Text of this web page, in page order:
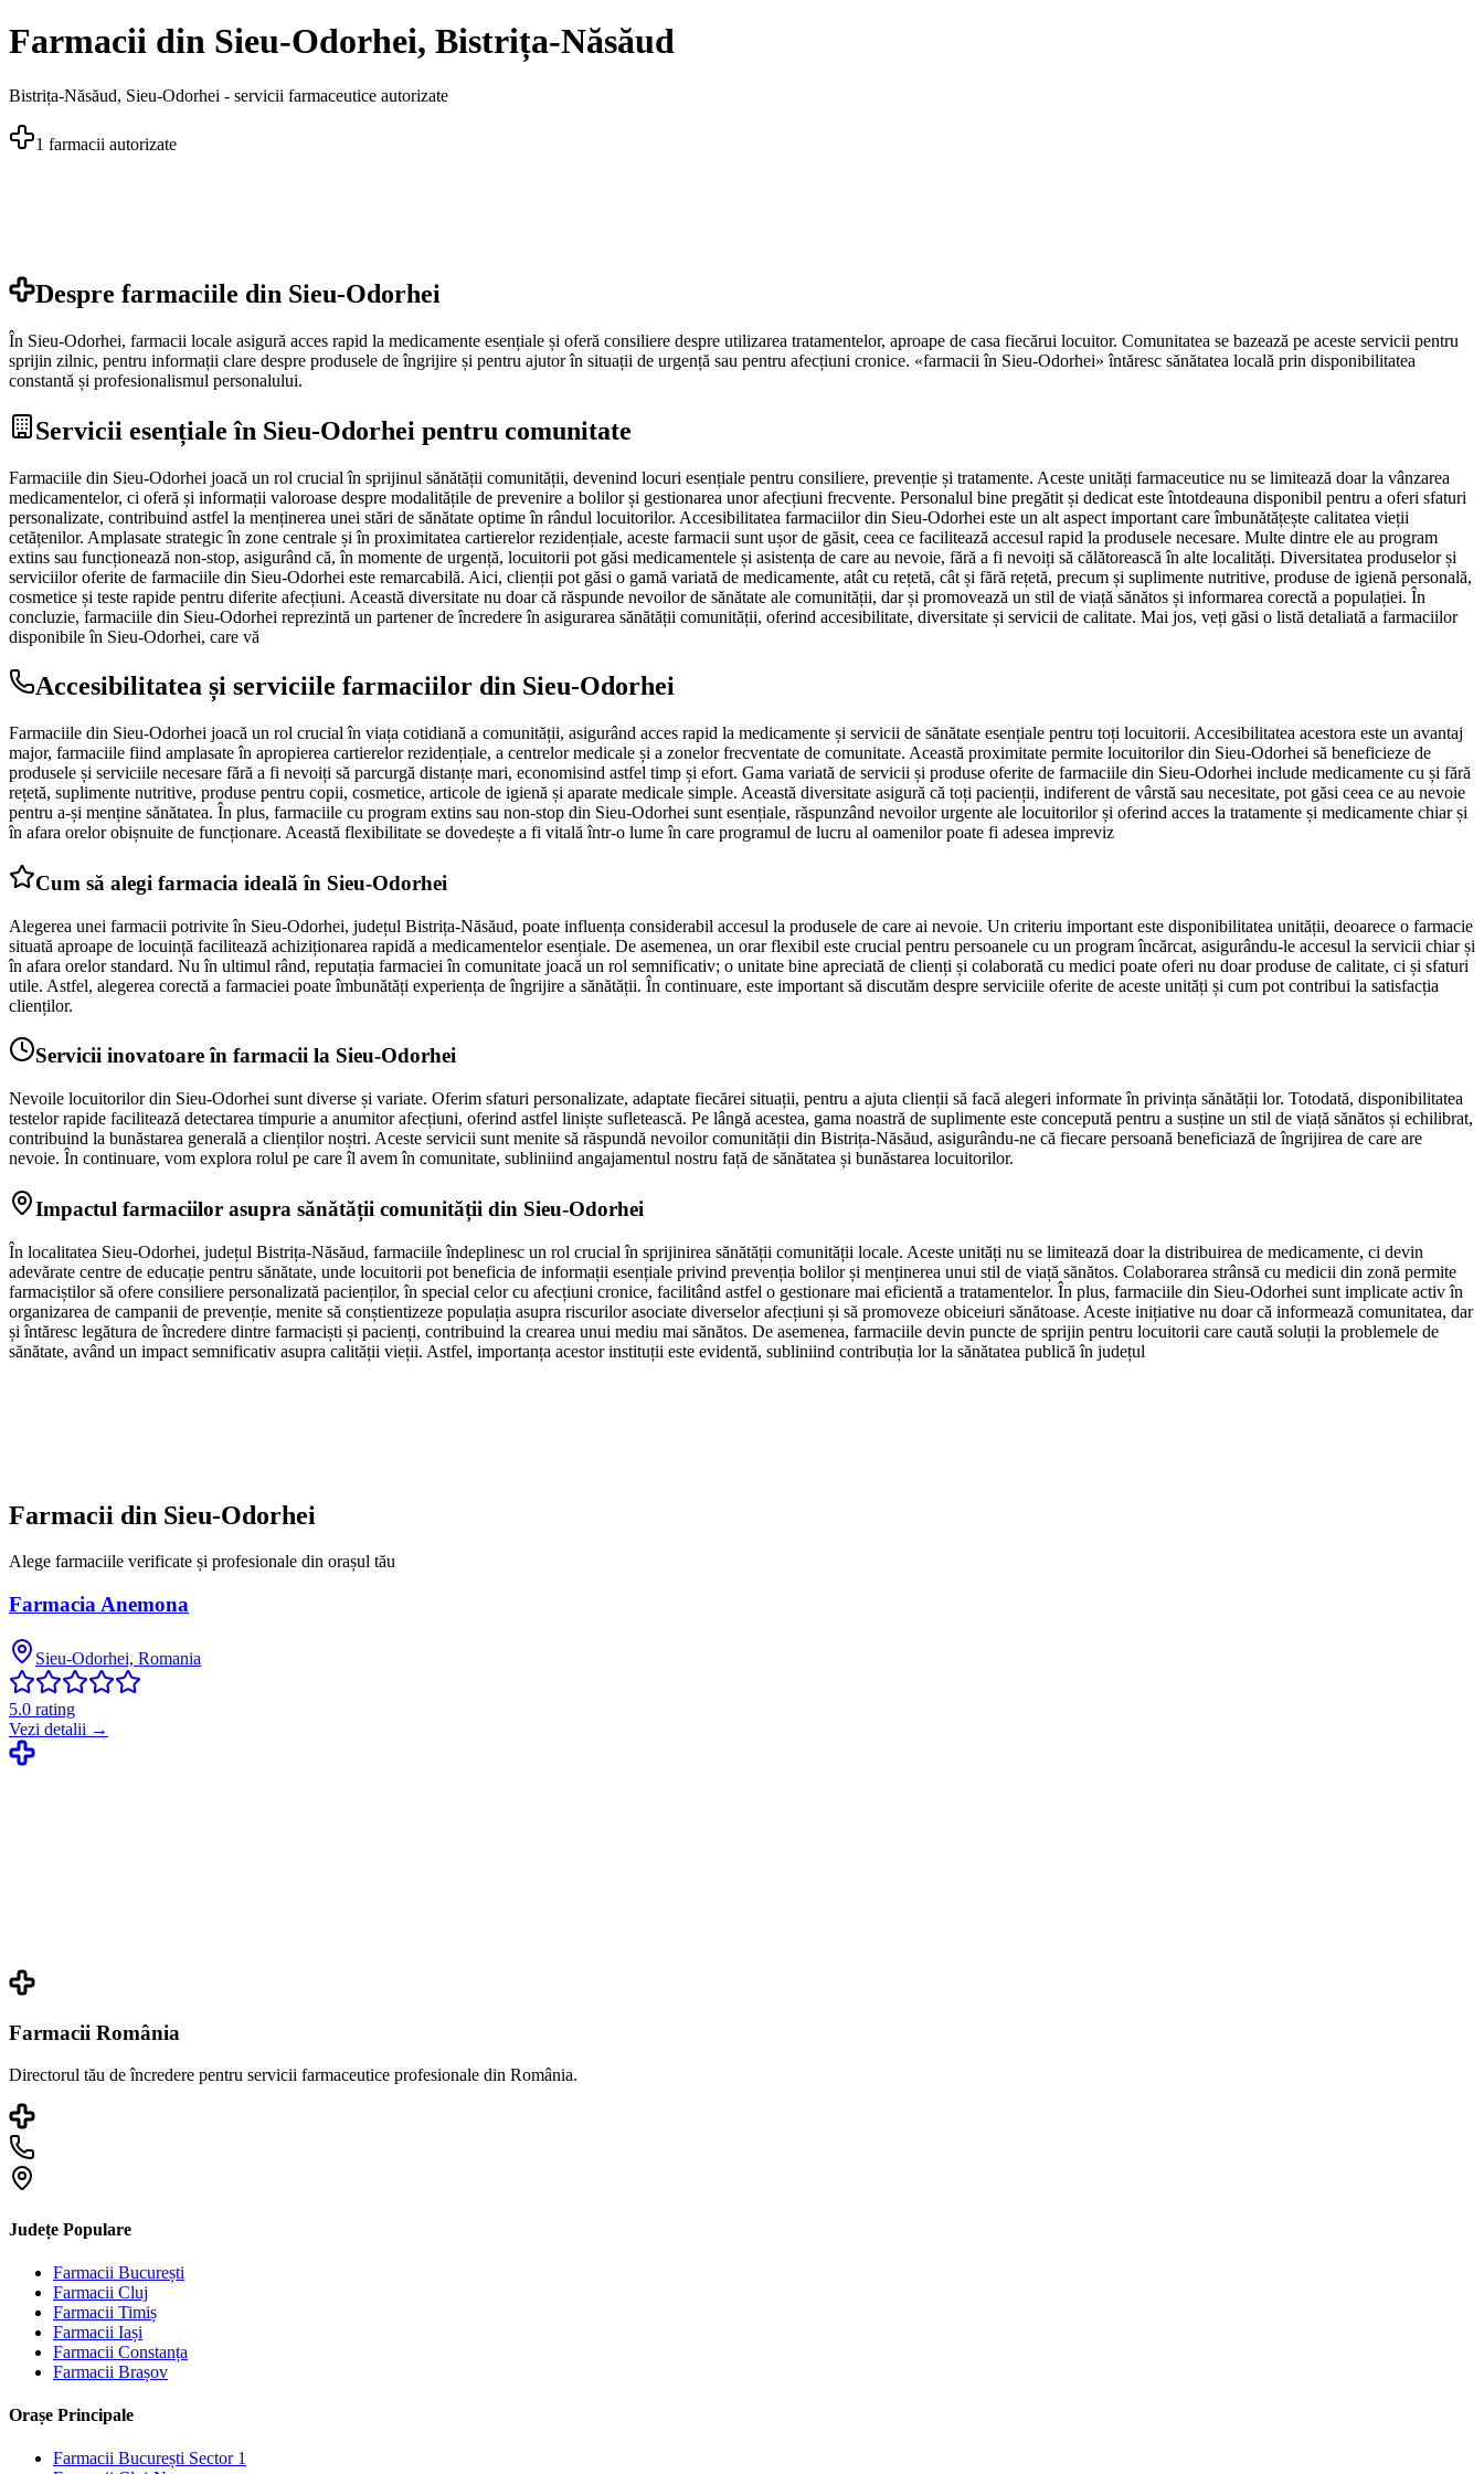
Farmacii din Sieu-Odorhei, Bistrița-Năsăud
Bistrița-Năsăud, Sieu-Odorhei - servicii farmaceutice autorizate
1 farmacii autorizate
Despre farmaciile din Sieu-Odorhei
În Sieu-Odorhei, farmacii locale asigură acces rapid la medicamente esențiale și oferă consiliere despre utilizarea tratamentelor, aproape de casa fiecărui locuitor. Comunitatea se bazează pe aceste servicii pentru
sprijin zilnic, pentru informații clare despre produsele de îngrijire și pentru ajutor în situații de urgență sau pentru afecțiuni cronice. «farmacii în Sieu-Odorhei» întăresc sănătatea locală prin disponibilitatea
constantă și profesionalismul personalului.
Servicii esențiale în Sieu-Odorhei pentru comunitate
Farmaciile din Sieu-Odorhei joacă un rol crucial în sprijinul sănătății comunității, devenind locuri esențiale pentru consiliere, prevenție și tratamente. Aceste unități farmaceutice nu se limitează doar la vânzarea
medicamentelor, ci oferă și informații valoroase despre modalitățile de prevenire a bolilor și gestionarea unor afecțiuni frecvente. Personalul bine pregătit și dedicat este întotdeauna disponibil pentru a oferi sfaturi
personalizate, contribuind astfel la menținerea unei stări de sănătate optime în rândul locuitorilor. Accesibilitatea farmaciilor din Sieu-Odorhei este un alt aspect important care îmbunătățește calitatea vieții
cetățenilor. Amplasate strategic în zone centrale și în proximitatea cartierelor rezidențiale, aceste farmacii sunt ușor de găsit, ceea ce facilitează accesul rapid la produsele necesare. Multe dintre ele au program
extins sau funcționează non-stop, asigurând că, în momente de urgență, locuitorii pot găsi medicamentele și asistența de care au nevoie, fără a fi nevoiți să călătorească în alte localități. Diversitatea produselor și
serviciilor oferite de farmaciile din Sieu-Odorhei este remarcabilă. Aici, clienții pot găsi o gamă variată de medicamente, atât cu rețetă, cât și fără rețetă, precum și suplimente nutritive, produse de igienă personală,
cosmetice și teste rapide pentru diferite afecțiuni. Această diversitate nu doar că răspunde nevoilor de sănătate ale comunității, dar și promovează un stil de viață sănătos și informarea corectă a populației. În
concluzie, farmaciile din Sieu-Odorhei reprezintă un partener de încredere în asigurarea sănătății comunității, oferind accesibilitate, diversitate și servicii de calitate. Mai jos, veți găsi o listă detaliată a farmaciilor
disponibile în Sieu-Odorhei, care vă
Accesibilitatea și serviciile farmaciilor din Sieu-Odorhei
Farmaciile din Sieu-Odorhei joacă un rol crucial în viața cotidiană a comunității, asigurând acces rapid la medicamente și servicii de sănătate esențiale pentru toți locuitorii. Accesibilitatea acestora este un avantaj
major, farmaciile fiind amplasate în apropierea cartierelor rezidențiale, a centrelor medicale și a zonelor frecventate de comunitate. Această proximitate permite locuitorilor din Sieu-Odorhei să beneficieze de
produsele și serviciile necesare fără a fi nevoiți să parcurgă distanțe mari, economisind astfel timp și efort. Gama variată de servicii și produse oferite de farmaciile din Sieu-Odorhei include medicamente cu și fără
rețetă, suplimente nutritive, produse pentru copii, cosmetice, articole de igienă și aparate medicale simple. Această diversitate asigură că toți pacienții, indiferent de vârstă sau necesitate, pot găsi ceea ce au nevoie
pentru a-și menține sănătatea. În plus, farmaciile cu program extins sau non-stop din Sieu-Odorhei sunt esențiale, răspunzând nevoilor urgente ale locuitorilor și oferind acces la tratamente și medicamente chiar și
în afara orelor obișnuite de funcționare. Această flexibilitate se dovedește a fi vitală într-o lume în care programul de lucru al oamenilor poate fi adesea impreviz
Cum să alegi farmacia ideală în Sieu-Odorhei
Alegerea unei farmacii potrivite în Sieu-Odorhei, județul Bistrița-Năsăud, poate influența considerabil accesul la produsele de care ai nevoie. Un criteriu important este disponibilitatea unității, deoarece o farmacie
situată aproape de locuință facilitează achiziționarea rapidă a medicamentelor esențiale. De asemenea, un orar flexibil este crucial pentru persoanele cu un program încărcat, asigurându-le accesul la servicii chiar și
în afara orelor standard. Nu în ultimul rând, reputația farmaciei în comunitate joacă un rol semnificativ; o unitate bine apreciată de clienți și colaborată cu medici poate oferi nu doar produse de calitate, ci și sfaturi
utile. Astfel, alegerea corectă a farmaciei poate îmbunătăți experiența de îngrijire a sănătății. În continuare, este important să discutăm despre serviciile oferite de aceste unități și cum pot contribui la satisfacția
clienților.
Servicii inovatoare în farmacii la Sieu-Odorhei
Nevoile locuitorilor din Sieu-Odorhei sunt diverse și variate. Oferim sfaturi personalizate, adaptate fiecărei situații, pentru a ajuta clienții să facă alegeri informate în privința sănătății lor. Totodată, disponibilitatea
testelor rapide facilitează detectarea timpurie a anumitor afecțiuni, oferind astfel liniște sufletească. Pe lângă acestea, gama noastră de suplimente este concepută pentru a susține un stil de viață sănătos și echilibrat,
contribuind la bunăstarea generală a clienților noștri. Aceste servicii sunt menite să răspundă nevoilor comunității din Bistrița-Năsăud, asigurându-ne că fiecare persoană beneficiază de îngrijirea de care are
nevoie. În continuare, vom explora rolul pe care îl avem în comunitate, subliniind angajamentul nostru față de sănătatea și bunăstarea locuitorilor.
Impactul farmaciilor asupra sănătății comunității din Sieu-Odorhei
În localitatea Sieu-Odorhei, județul Bistrița-Năsăud, farmaciile îndeplinesc un rol crucial în sprijinirea sănătății comunității locale. Aceste unități nu se limitează doar la distribuirea de medicamente, ci devin
adevărate centre de educație pentru sănătate, unde locuitorii pot beneficia de informații esențiale privind prevenția bolilor și menținerea unui stil de viață sănătos. Colaborarea strânsă cu medicii din zonă permite
farmaciștilor să ofere consiliere personalizată pacienților, în special celor cu afecțiuni cronice, facilitând astfel o gestionare mai eficientă a tratamentelor. În plus, farmaciile din Sieu-Odorhei sunt implicate activ în
organizarea de campanii de prevenție, menite să conștientizeze populația asupra riscurilor asociate diverselor afecțiuni și să promoveze obiceiuri sănătoase. Aceste inițiative nu doar că informează comunitatea, dar
și întăresc legătura de încredere dintre farmaciști și pacienți, contribuind la crearea unui mediu mai sănătos. De asemenea, farmaciile devin puncte de sprijin pentru locuitorii care caută soluții la problemele de
sănătate, având un impact semnificativ asupra calității vieții. Astfel, importanța acestor instituții este evidentă, subliniind contribuția lor la sănătatea publică în județul
Farmacii din Sieu-Odorhei
Alege farmaciile verificate și profesionale din orașul tău
Farmacia Anemona
Sieu-Odorhei, Romania
5.0 rating
Vezi detalii →
Farmacii România
Directorul tău de încredere pentru servicii farmaceutice profesionale din România.
Județe Populare
Farmacii București
Farmacii Cluj
Farmacii Timiș
Farmacii Iași
Farmacii Constanța
Farmacii Brașov
Orașe Principale
Farmacii București Sector 1